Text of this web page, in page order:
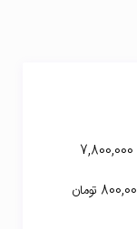
7,800,000